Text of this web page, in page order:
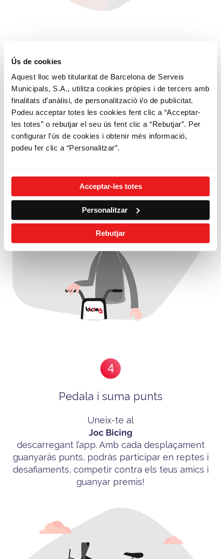
Ús de cookies
Aquest lloc web titularitat de Barcelona de Serveis
Municipals, S.A., utilitza cookies pròpies i de tercers amb
finalitats d’anàlisi, de personalització i/o de publicitat.
Podeu acceptar totes les cookies fent clic a “Acceptar-
les totes” o rebutjar el seu ús fent clic a “Rebutjar”. Per
configurar l’ús de cookies i obtenir més informació,
podeu fer clic a “Personalitzar”.
Acceptar-les totes
Personalitzar
Rebutjar
Fes Bicing
Sigues sostenible
Gaudeix dels teus desplaçaments
Circula amb respecte i civisme
Comparteix el Bicing, fes ciutat, estima
4
Pedala i suma punts
Uneix-te al
Joc Bicing
descarregant l’app. Amb cada desplaçament
guanyaràs punts, podràs participar en reptes i
desafiaments, competir contra els teus amics i
guanyar premis!